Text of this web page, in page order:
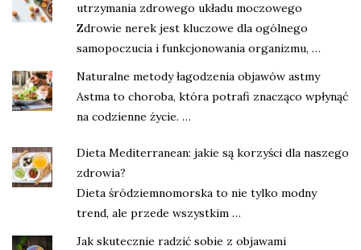
utrzymania zdrowego układu moczowego
Zdrowie nerek jest kluczowe dla ogólnego
samopoczucia i funkcjonowania organizmu, …
Naturalne metody łagodzenia objawów astmy
Astma to choroba, która potrafi znacząco wpłynąć
na codzienne życie. …
Dieta Mediterranean: jakie są korzyści dla naszego
zdrowia?
Dieta śródziemnomorska to nie tylko modny
trend, ale przede wszystkim …
Jak skutecznie radzić sobie z objawami